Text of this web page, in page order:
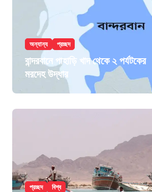
অন্যান্য প্রচ্ছদ
বান্দরবানে পাহাড়ি খাদ থেকে ২ পর্যটকের
মরদেহ উদ্ধার
প্রচ্ছদ বিশ্ব